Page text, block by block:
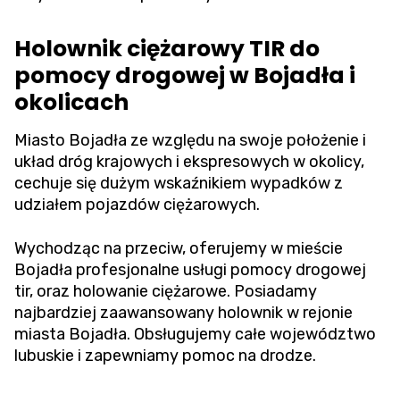
Holownik ciężarowy TIR do
pomocy drogowej w Bojadła i
okolicach
Miasto Bojadła ze względu na swoje położenie i
układ dróg krajowych i ekspresowych w okolicy,
cechuje się dużym wskaźnikiem wypadków z
udziałem pojazdów ciężarowych.
Wychodząc na przeciw, oferujemy w mieście
Bojadła profesjonalne usługi pomocy drogowej
tir, oraz holowanie ciężarowe. Posiadamy
najbardziej zaawansowany holownik w rejonie
miasta Bojadła. Obsługujemy całe województwo
lubuskie i zapewniamy pomoc na drodze.